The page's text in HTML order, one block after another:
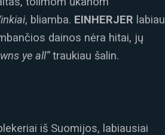
, bliamba. EINHERJER labiau
dainos nėra hitai, jų
ye all“traukiau šalin.
iš Suomijos, labiausiai